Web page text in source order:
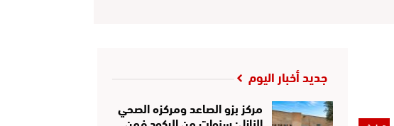
جديد أخبار اليوم
مركز بزو الصاعد ومركزه الصحي